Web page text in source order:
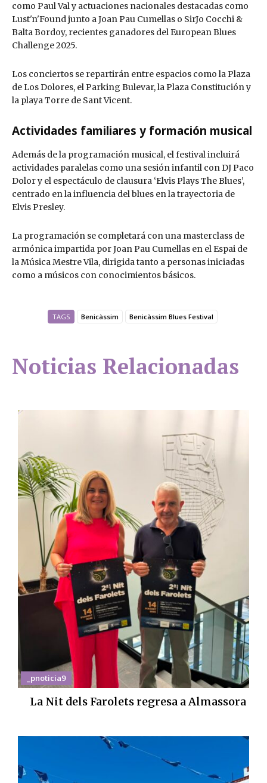
como Paul Val y actuaciones nacionales destacadas como
Lust'n'Found junto a Joan Pau Cumellas o SirJo Cocchi &
Balta Bordoy, recientes ganadores del European Blues
Challenge 2025.
Los conciertos se repartirán entre espacios como la Plaza
de Los Dolores, el Parking Bulevar, la Plaza Constitución y
la playa Torre de Sant Vicent.
Actividades familiares y formación musical
Además de la programación musical, el festival incluirá
actividades paralelas como una sesión infantil con DJ Paco
Dolor y el espectáculo de clausura ‘Elvis Plays The Blues’,
centrado en la influencia del blues en la trayectoria de
Elvis Presley.
La programación se completará con una masterclass de
armónica impartida por Joan Pau Cumellas en el Espai de
la Música Mestre Vila, dirigida tanto a personas iniciadas
como a músicos con conocimientos básicos.
TAGS Benicàssim Benicàssim Blues Festival
Noticias Relacionadas
_pnoticia9
La Nit dels Farolets regresa a Almassora